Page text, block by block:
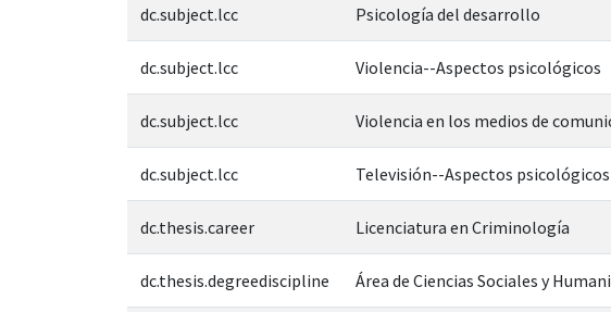
dc.subject.lcc Psicología del desarrollo
dc.subject.lcc Violencia--Aspectos psicológicos
dc.subject.lcc Violencia en los medios de
dc.subject.lcc Televisión--Aspectos psicológicos
dc.thesis.career Licenciatura en Criminología
dc.thesis.degreediscipline Área de Ciencias Sociales y